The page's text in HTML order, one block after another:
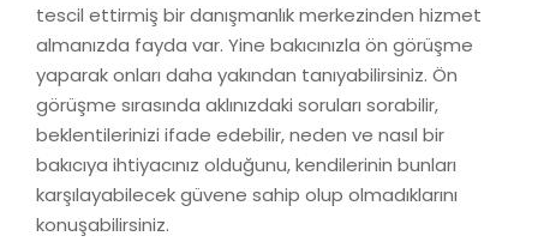
tescil ettirmiş bir danışmanlık merkezinden hizmet
almanızda fayda var. Yine bakıcınızla ön görüşme
yaparak onları daha yakından tanıyabilirsiniz. Ön
görüşme sırasında aklınızdaki soruları sorabilir,
beklentilerinizi ifade edebilir, neden ve nasıl bir
bakıcıya ihtiyacınız olduğunu, kendilerinin bunları
karşılayabilecek güvene sahip olup olmadıklarını
konuşabilirsiniz.